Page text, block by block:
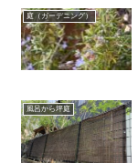
庭（ガーデニング）
風呂から坪庭